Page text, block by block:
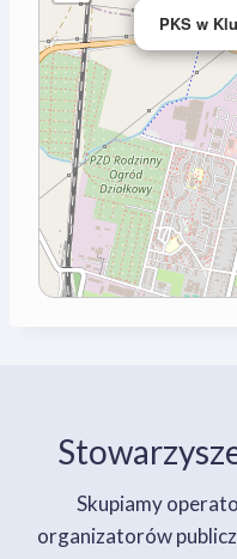
PKS w
Skupiamy
organizatorów